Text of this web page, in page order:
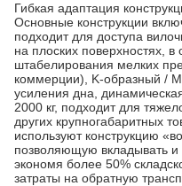
Гибкая адаптация
Основные конструкции
подходит для доступа
на плоских поверхностях,
штабелирования мелких
коммерции), K-образный /
усиления дна,
2000 кг, подходит для
других крупногабаритных
используют конструкцию
позволяющую вкладывать и
экономя более 50%
затраты на обратную